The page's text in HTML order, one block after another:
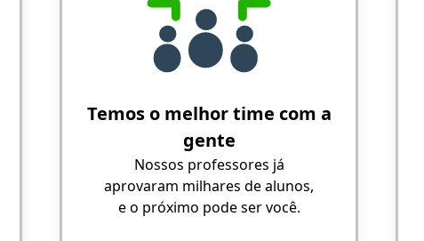
Temos o melhor time com a
gente
Nossos professores já
aprovaram milhares de alunos,
e o próximo pode ser você.